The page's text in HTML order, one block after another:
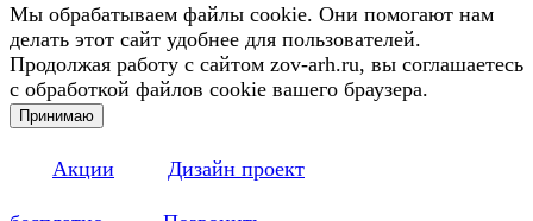
Мы обрабатываем файлы cookie. Они помогают нам
делать этот сайт удобнее для пользователей.
Продолжая работу с сайтом zov-arh.ru, вы соглашаетесь
с обработкой файлов cookie вашего браузера.
Принимаю
Акции Дизайн проект